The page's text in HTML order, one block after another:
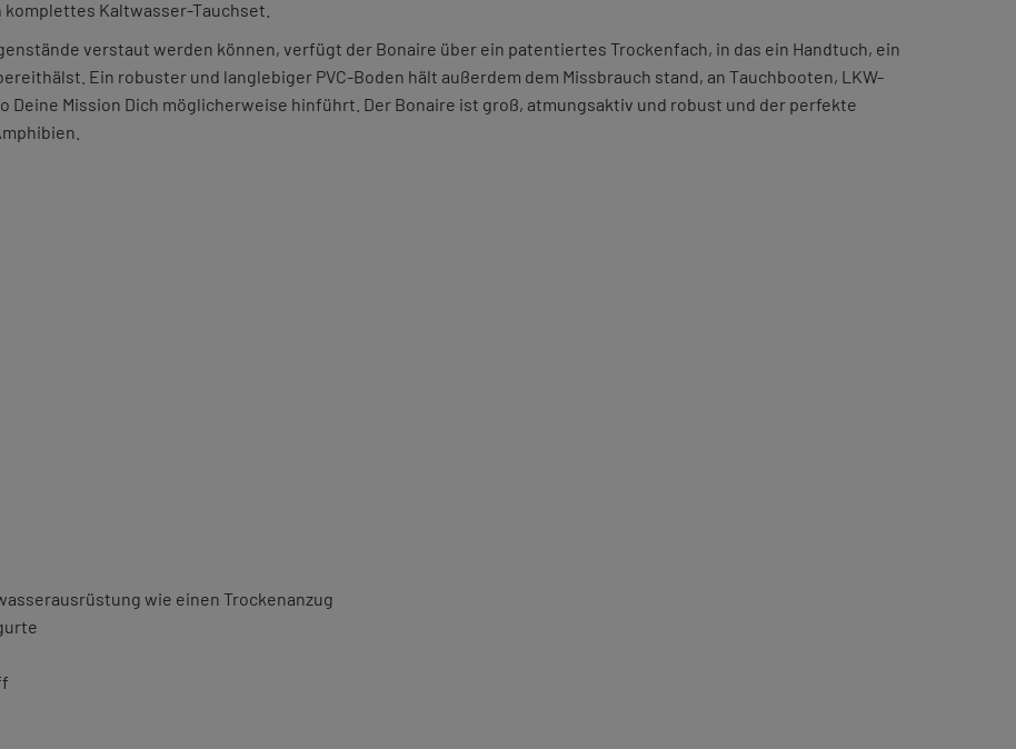
Kaltwasser-Tauchset.
verstaut werden können, verfügt der Bonaire über ein patentiertes Trockenfach, in das ein Handtuch, ein
Ein robuster und langlebiger PVC-Boden hält außerdem dem Missbrauch stand, an Tauchbooten, LKW-
Deine Mission Dich möglicherweise hinführt. Der Bonaire ist groß, atmungsaktiv und robust und der perfekte
wie einen Trockenanzug